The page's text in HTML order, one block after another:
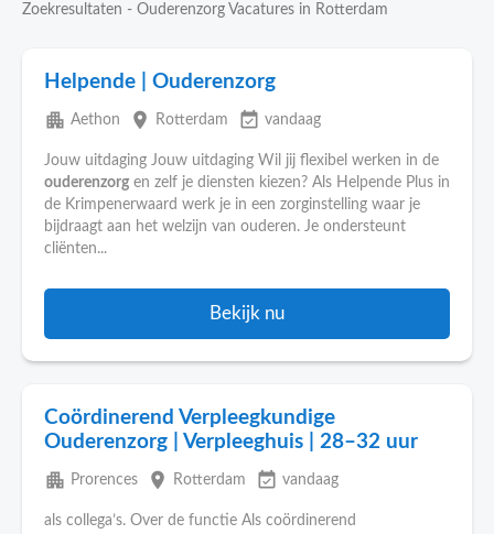
Zoekresultaten - Ouderenzorg Vacatures in Rotterdam
Helpende | Ouderenzorg
apartment Aethon place Rotterdam event_available vandaag
Jouw uitdaging Jouw uitdaging Wil jij flexibel werken in de
ouderenzorg en zelf je diensten kiezen? Als Helpende Plus in
de Krimpenerwaard werk je in een zorginstelling waar je
bijdraagt aan het welzijn van ouderen. Je ondersteunt
cliënten...
Bekijk nu
Coördinerend Verpleegkundige
Ouderenzorg | Verpleeghuis | 28–32 uur
apartment Prorences place Rotterdam event_available vandaag
als collega’s. Over de functie Als coördinerend